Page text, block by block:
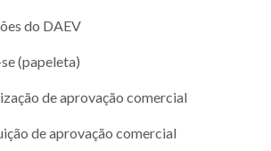
do DAEV
(papeleta)
de aprovação comercial
de aprovação comercial